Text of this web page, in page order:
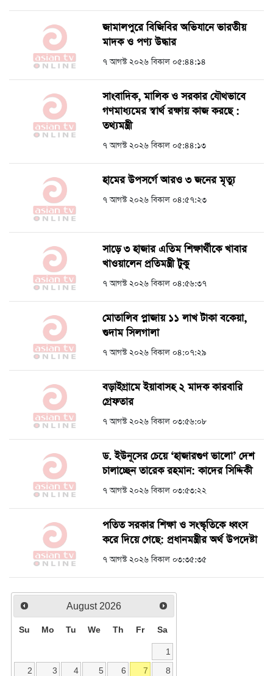
জামালপুরে বিজিবির অভিযানে ভারতীয়
মাদক ও পণ্য উদ্ধার
৭ আগস্ট ২০২৬ বিকাল ০৫:৪৪:১৪
সাংবাদিক, মালিক ও সরকার যৌথভাবে
গণমাধ্যমের স্বার্থ রক্ষায় কাজ করছে :
তথ্যমন্ত্রী
৭ আগস্ট ২০২৬ বিকাল ০৫:৪৪:১৩
হামের উপসর্গে আরও ৩ জনের মৃত্যু
৭ আগস্ট ২০২৬ বিকাল ০৪:৫৭:২৩
সাড়ে ৩ হাজার এতিম শিক্ষার্থীকে খাবার
খাওয়ালেন প্রতিমন্ত্রী টুকু
৭ আগস্ট ২০২৬ বিকাল ০৪:৫৬:৩৭
মোতালিব প্লাজায় ১১ লাখ টাকা বকেয়া,
গুদাম সিলগালা
৭ আগস্ট ২০২৬ বিকাল ০৪:০৭:২৯
বড়াইগ্রামে ইয়াবাসহ ২ মাদক কারবারি
গ্রেফতার
৭ আগস্ট ২০২৬ বিকাল ০৩:৫৬:০৮
ড. ইউনূসের চেয়ে ‘হাজারগুণ ভালো’ দেশ
চালাচ্ছেন তারেক রহমান: কাদের সিদ্দিকী
৭ আগস্ট ২০২৬ বিকাল ০৩:৫৩:২২
পতিত সরকার শিক্ষা ও সংস্কৃতিকে ধ্বংস
করে দিয়ে গেছে: প্রধানমন্ত্রীর অর্থ উপদেষ্টা
৭ আগস্ট ২০২৬ বিকাল ০৩:৩৫:৩৫
August 2026
Su Mo Tu We Th Fr Sa
1
2
3 4 5 6 7
8